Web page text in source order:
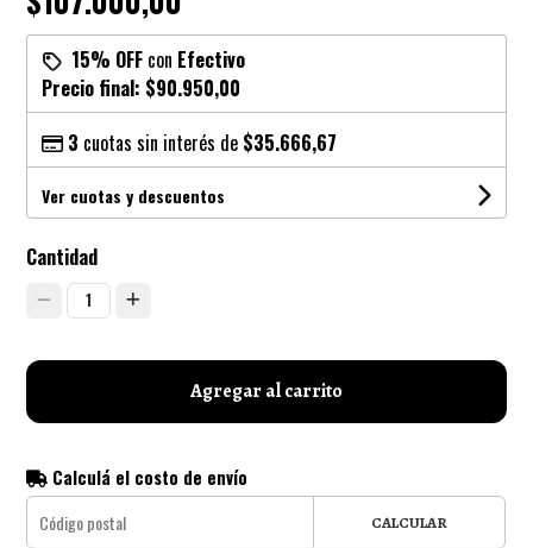
15% OFF con Efectivo
Precio final: $90.950,00
3 cuotas sin interés de $35.666,67
Ver cuotas y descuentos
Cantidad
1
Agregar al carrito
Calculá el costo de envío
CALCULAR